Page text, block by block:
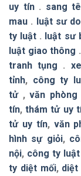
uy tín. sang
mau . luật sư
ty luật . luật sư
luật giao thông .
tranh tụng .
tỉnh, công ty
tử,văn
tín,thám tử uy
tử uy tín, văn
hình sự giỏi,
nội, công ty
ty diệt mối, diệt